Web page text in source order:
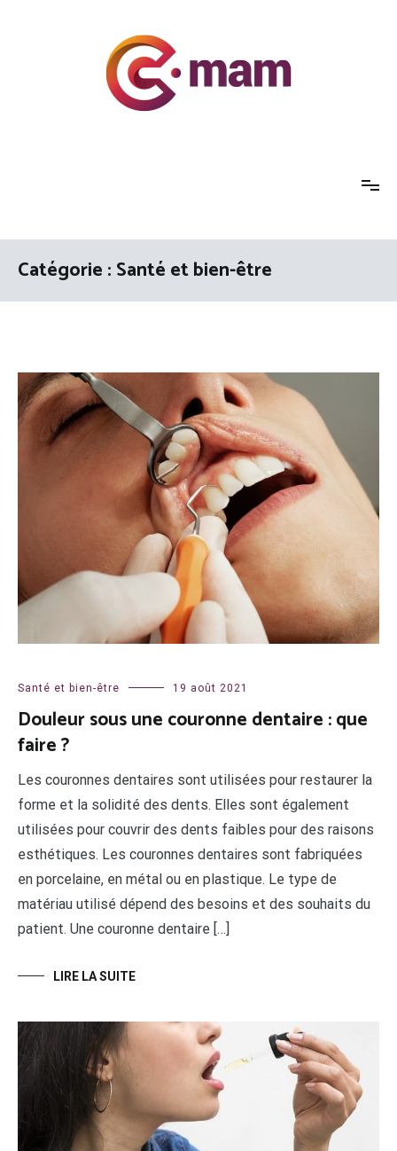
Catégorie :Santé et bien-être
Santé et bien-être 19 août 2021
Douleur sous une couronne dentaire : que
faire ?
Les couronnes dentaires sont utilisées pour restaurer la
forme et la solidité des dents. Elles sont également
utilisées pour couvrir des dents faibles pour des raisons
esthétiques. Les couronnes dentaires sont fabriquées
en porcelaine, en métal ou en plastique. Le type de
matériau utilisé dépend des besoins et des souhaits du
patient. Une couronne dentaire […]
LIRE LA SUITE